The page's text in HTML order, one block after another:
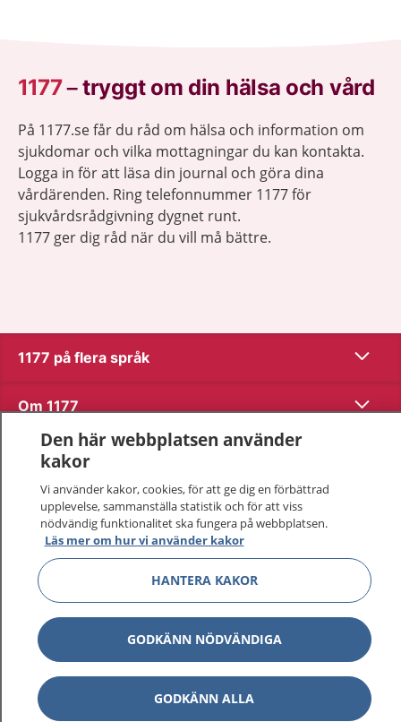
1177–tryggt om din hälsa och vård
På 1177.se får du råd om hälsa och information om
sjukdomar och vilka mottagningar du kan kontakta.
Logga in för att läsa din journal och göra dina
vårdärenden. Ring telefonnummer 1177 för
sjukvårdsrådgivning dygnet runt.
1177 ger dig råd när du vill må bättre.
1177 på flera språk Visa
Om 1177 Visa
Kontakt
Behandling av personuppgifter
Hantering av kakor
Inställningar för kakor
1177 – en tjänst frånInera.
Den här webbplatsen använder
kakor
Vi använder kakor, cookies, för att ge dig en förbättrad
upplevelse, sammanställa statistik och för att viss
nödvändig funktionalitet ska fungera på webbplatsen.
Läs mer om hur vi använder kakor
HANTERA KAKOR
GODKÄNN NÖDVÄNDIGA
GODKÄNN ALLA